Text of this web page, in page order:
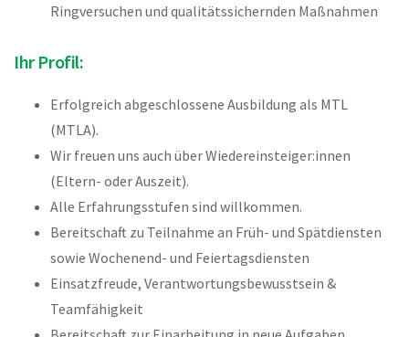
Ringversuchen und qualitätssichernden Maßnahmen
Ihr Profil:
Erfolgreich abgeschlossene Ausbildung als MTL
(MTLA).
Wir freuen uns auch über Wiedereinsteiger:innen
(Eltern- oder Auszeit).
Alle Erfahrungsstufen sind willkommen.
Bereitschaft zu Teilnahme an Früh- und Spätdiensten
sowie Wochenend- und Feiertagsdiensten
Einsatzfreude, Verantwortungsbewusstsein &
Teamfähigkeit